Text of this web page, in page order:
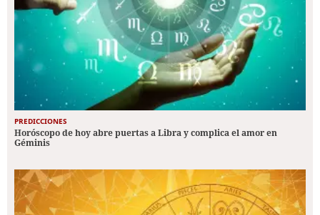
PREDICCIONES
Horóscopo de hoy abre puertas a Libra y complica el amor en
Géminis